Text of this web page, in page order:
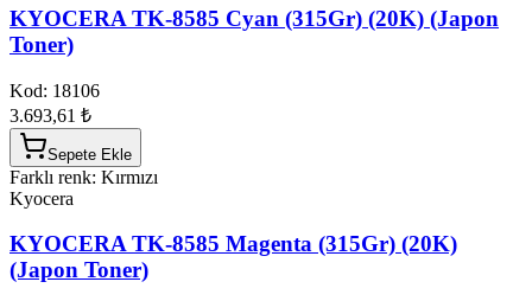
KYOCERA TK-8585 Cyan (315Gr) (20K) (Japon
Toner)
Kod: 18106
3.693,61 ₺
Sepete Ekle
Farklı renk: Kırmızı
Kyocera
KYOCERA TK-8585 Magenta (315Gr) (20K)
(Japon Toner)